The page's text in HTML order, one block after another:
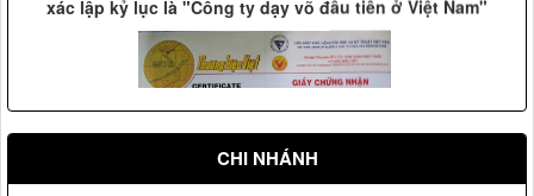
Vệ sỹ Võ Đường Ngọc Hòa bảo vệ Đ/c nguyên tổng bí thư
Lê Khả Phiêu(2008)
CHI NHÁNH